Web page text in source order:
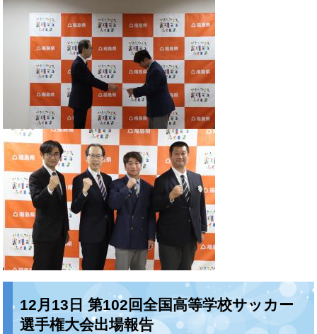
12月13日 第102回全国高等学校サッカー
選手権大会出場報告